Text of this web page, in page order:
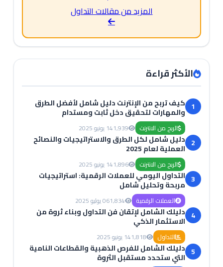
المزيد من مقالات التداول
الأكثر قراءة
1 كيف تربح من الإنترنت دليل شامل لأفضل الطرق
والمهارات لتحقيق دخل ثابت ومستدام
الربح من الانترنت 1,93914 يونيو 2025
2 دليل شامل لكل الطرق والاستراتيجيات والنصائح
العملية لعام 2025
الربح من الانترنت 1,89614 يونيو 2025
3 التداول اليومي للعملات الرقمية: استراتيجيات
مربحة وتحليل شامل
العملات الرقمية 1,83406 يوليو 2025
4 دليلك الشامل لإتقان فن التداول وبناء ثروة من
الاستثمار الذكي
التداول 1,81814 يونيو 2025
5 دليلك الشامل للفرص الذهبية والقطاعات النامية
التي ستحدد مستقبل الثروة